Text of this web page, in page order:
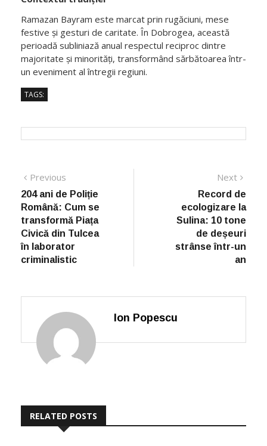
Ramazan Bayram este marcat prin rugăciuni, mese
festive și gesturi de caritate. În Dobrogea, această
perioadă subliniază anual respectul reciproc dintre
majoritate și minorități, transformând sărbătoarea într-
un eveniment al întregii regiuni.
navigation
204 ani de Poliție
Română: Cum se
transformă Piața
Civică din Tulcea
în laborator
criminalistic
Record de
ecologizare la
Sulina: 10 tone
de deșeuri
strânse într-un
an
RELATED POSTS